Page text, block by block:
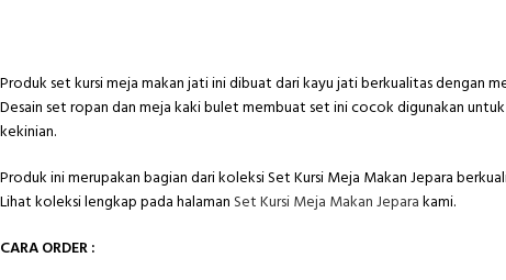
Produk set kursi meja makan jati ini dibuat dari kayu jati berkualitas dengan
Desain set ropan dan meja kaki bulet membuat set ini cocok digunakan
kekinian.
Produk ini merupakan bagian dari koleksi Set Kursi Meja Makan Jepara
Lihat koleksi lengkap pada halaman Set Kursi Meja Makan Jeparakami.
CARA ORDER :